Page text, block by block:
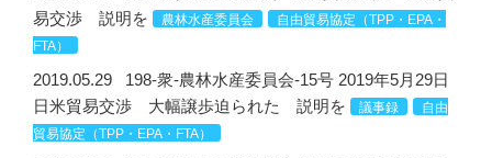
易交渉 説明を
農林水産委員会
自由貿易協定（TPP・EPA・
FTA）
2019.05.29
198-衆-農林水産委員会-15号 2019年5月29日
日米貿易交渉 大幅譲歩迫られた 説明を
議事録
自由
貿易協定（TPP・EPA・FTA）